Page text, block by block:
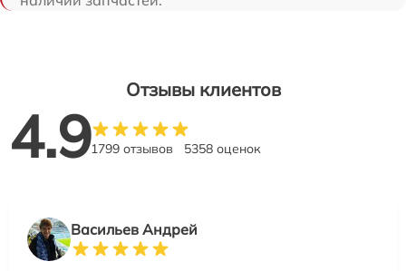
Отзывы клиентов
4.91799 отзывов 5358 оценок
Васильев Андрей